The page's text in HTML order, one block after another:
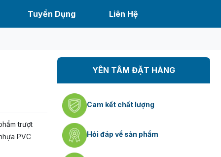
Tuyển Dụng Liên Hệ
trượt
PVC
YÊN TÂM ĐẶT HÀNG
Cam kết chất lượng
Hỏi đáp về sản phẩm